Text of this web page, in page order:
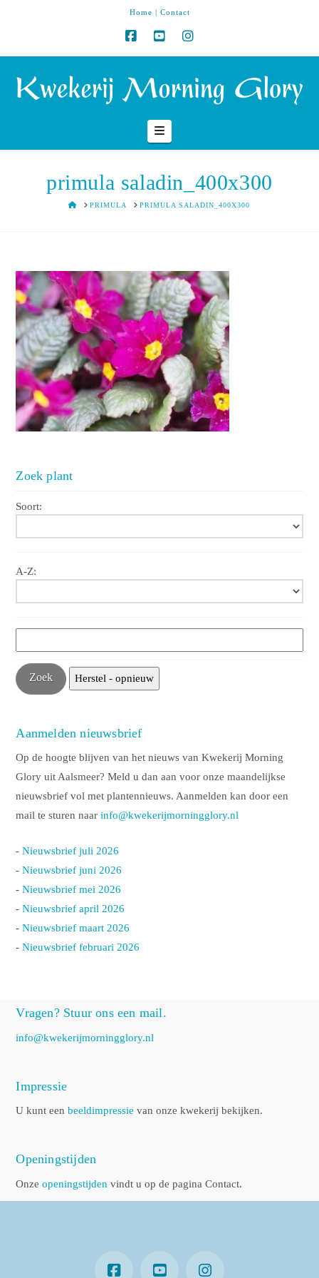
Home | Contact
Navigation
primula saladin_400x300
HOMEPRIMULA PRIMULA SALADIN_400X300
Zoek plant
Soort:
A-Z:
Aanmelden nieuwsbrief
Op de hoogte blijven van het nieuws van Kwekerij Morning
Glory uit Aalsmeer? Meld u dan aan voor onze maandelijkse
nieuwsbrief vol met plantennieuws. Aanmelden kan door een
mail te sturen naarinfo@kwekerijmorningglory.nl
-Nieuwsbrief juli 2026
-Nieuwsbrief juni 2026
-Nieuwsbrief mei 2026
-Nieuwsbrief april 2026
-Nieuwsbrief maart 2026
-Nieuwsbrief februari 2026
Vragen? Stuur ons een mail.
info@kwekerijmorningglory.nl
Impressie
U kunt eenbeeldimpressie van onze kwekerij bekijken.
Openingstijden
Onzeopeningstijden vindt u op de pagina Contact.